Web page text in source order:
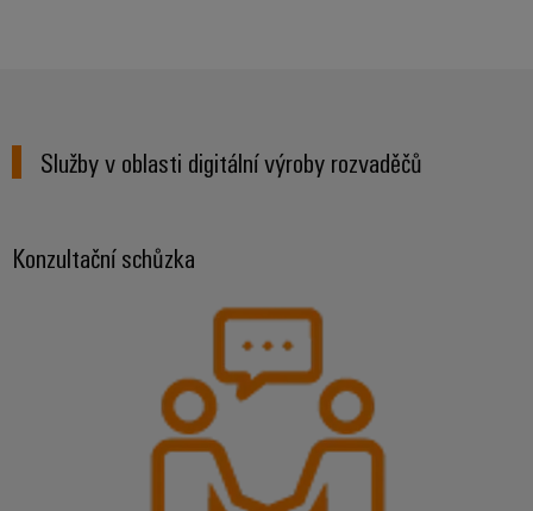
Služby v oblasti digitální výroby rozvaděčů
Konzultační schůzka